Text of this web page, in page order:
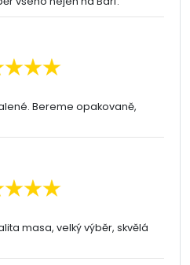
Bereme opakovaně,
masa, velký výběr, skvělá